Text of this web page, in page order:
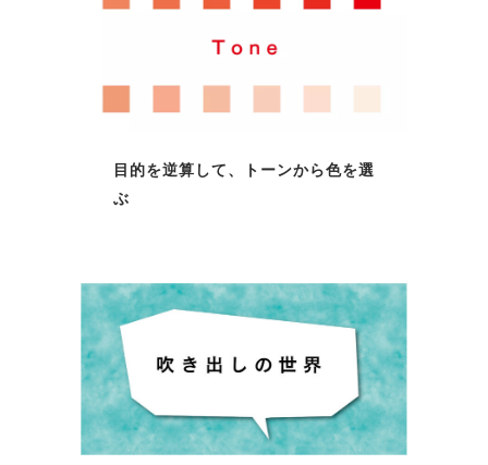
目的を逆算して、トーンから色を選
ぶ